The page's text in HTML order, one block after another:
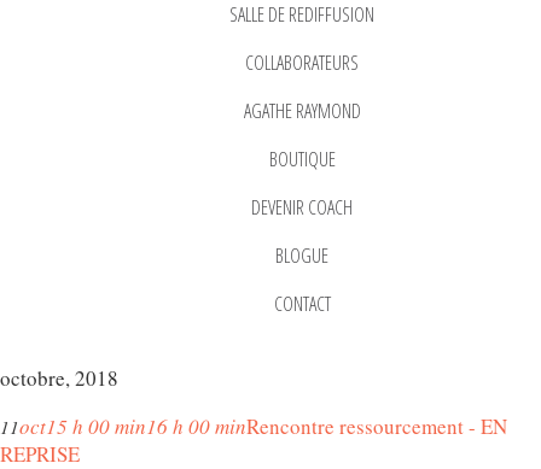
SALLE DE REDIFFUSION
COLLABORATEURS
AGATHE RAYMOND
BOUTIQUE
DEVENIR COACH
BLOGUE
CONTACT
octobre, 2018
11oct15 h 00 min16 h 00 minRencontre ressourcement - EN
REPRISE